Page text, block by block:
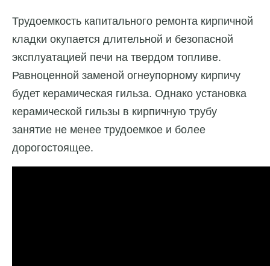
Трудоемкость капитального ремонта кирпичной
кладки окупается длительной и безопасной
эксплуатацией печи на твердом топливе.
Равноценной заменой огнеупорному кирпичу
будет керамическая гильза. Однако установка
керамической гильзы в кирпичную трубу
занятие не менее трудоемкое и более
дорогостоящее.